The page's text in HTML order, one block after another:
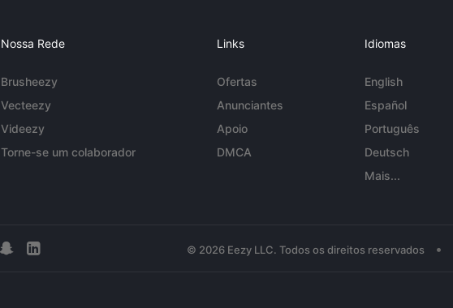
Nossa Rede
Brusheezy
Vecteezy
Videezy
Torne-se um colaborador
Links
Ofertas
Anunciantes
Apoio
DMCA
Idiomas
English
Español
Português
Deutsch
Mais...
© 2026 Eezy LLC. Todos os direitos reservados •